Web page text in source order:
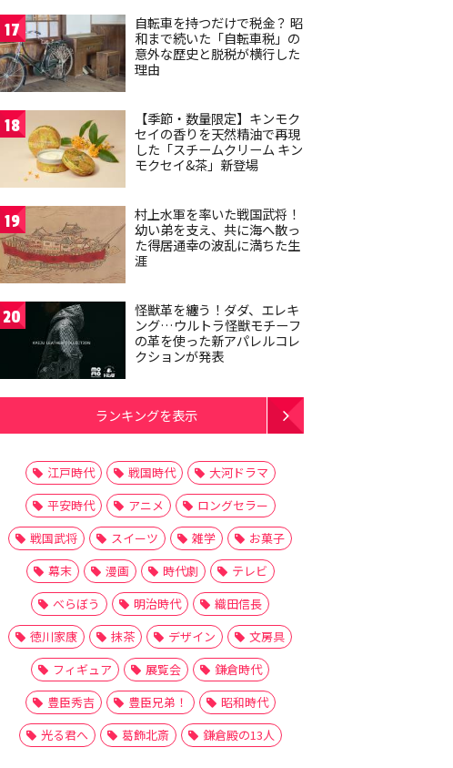
17
自転車を持つだけで税金？ 昭
和まで続いた「自転車税」の
意外な歴史と脱税が横行した
理由
18
【季節・数量限定】キンモク
セイの香りを天然精油で再現
した「スチームクリーム キン
モクセイ&茶」新登場
19
村上水軍を率いた戦国武将！
幼い弟を支え、共に海へ散っ
た得居通幸の波乱に満ちた生
涯
20
怪獣革を纏う！ダダ、エレキ
ング…ウルトラ怪獣モチーフ
の革を使った新アパレルコレ
クションが発表
ランキングを表示
江戸時代 戦国時代
大河ドラマ
平安時代
アニメ
ロングセラー
戦国武将
スイーツ 雑学
お菓子
幕末
漫画 時代劇
テレビ
べらぼう
明治時代
織田信長
徳川家康
抹茶 デザイン
文房具
フィギュア
展覧会
鎌倉時代
豊臣秀吉
豊臣兄弟！
昭和時代
光る君へ
葛飾北斎 鎌倉殿の13人